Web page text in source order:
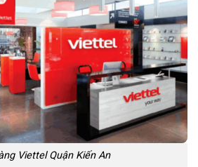
Viettel Quận Kiến An